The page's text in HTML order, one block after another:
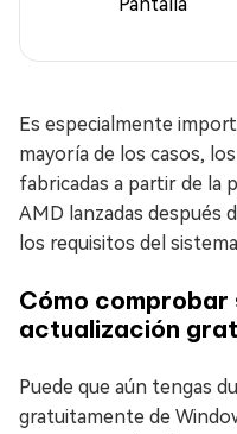
Es especialmente
mayoría de los casos,
fabricadas a partir de la
AMD lanzadas después
los requisitos del
Cómo comprobar
actualización
Puede que aún tengas
gratuitamente de